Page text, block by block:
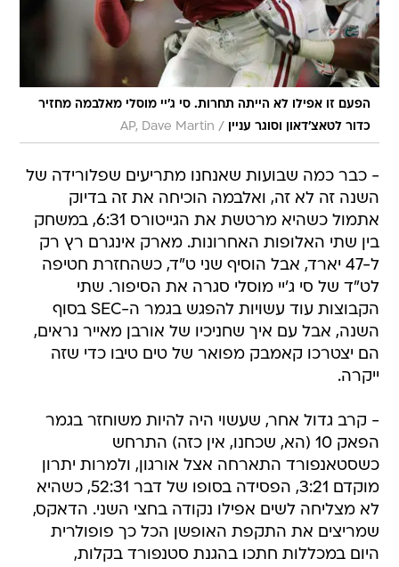
הפעם זו אפילו לא הייתה תחרות. סי ג'יי מוסלי מאלבמה מחזיר
כדור לטאצ'דאון וסוגר עניין
/
AP, Dave Martin
- כבר כמה שבועות שאנחנו מתריעים שפלורידה של
השנה זה לא זה, ואלבמה הוכיחה את זה בדיוק
אתמול כשהיא מרטשת את הגייטורס 6:31, במשחק
בין שתי האלופות האחרונות. מארק אינגרם רץ רק
ל-47 יארד, אבל הוסיף שני ט"ד, כשהחזרת חטיפה
לט"ד של סי ג'יי מוסלי סגרה את הסיפור. שתי
הקבוצות עוד עשויות להפגש בגמר ה-SEC בסוף
השנה, אבל עם איך שחניכיו של אורבן מאייר נראים,
הם יצטרכו קאמבק מפואר של טים טיבו כדי שזה
ייקרה.
- קרב גדול אחר, שעשוי היה להיות משוחזר בגמר
הפאק 10 (הא, שכחנו, אין כזה) התרחש
כשסטאנפורד התארחה אצל אורגון, ולמרות יתרון
מוקדם 3:21, הפסידה בסופו של דבר 52:31, כשהיא
לא מצליחה לשים אפילו נקודה בחצי השני. הדאקס,
שמריצים את התקפת האופשן הכל כך פופולרית
היום במכללות חתכו בהגנת סטנפורד בקלות,